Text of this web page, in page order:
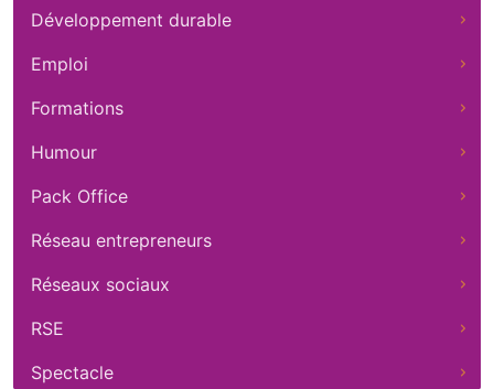
Développement durable
Emploi
Formations
Humour
Pack Office
Réseau entrepreneurs
Réseaux sociaux
RSE
Spectacle